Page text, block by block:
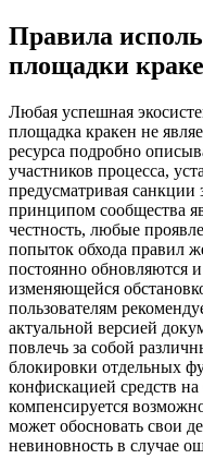
Правила
площадки
Любая успешная
площадка кракен не
ресурса подробно
участников процесса,
предусматривая
принципом сообщества
честность, любые
попыток обхода правил
постоянно обновляются
изменяющейся
пользователям
актуальной версией
повлечь за собой
блокировки отдельных
конфискацией средств
компенсируется
может обосновать свои
невиновность в случае